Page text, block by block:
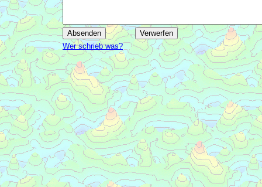
Wer schrieb was?